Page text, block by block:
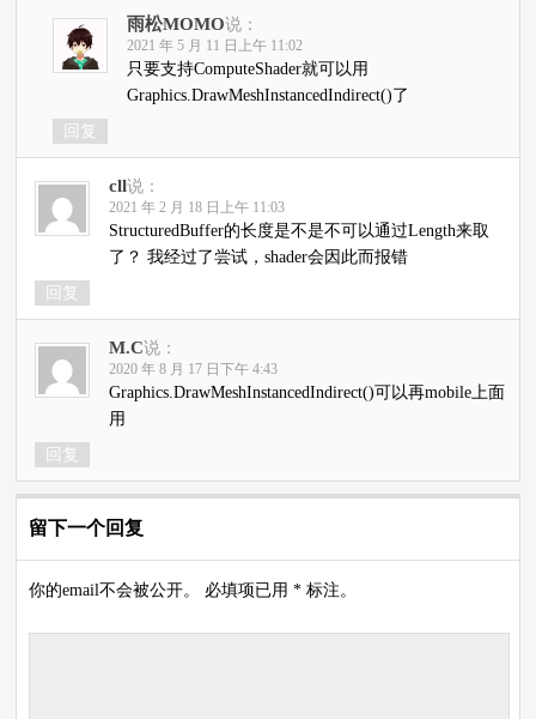
雨松MOMO说：
2021 年 5 月 11 日上午 11:02
只要支持ComputeShader就可以用
Graphics.DrawMeshInstancedIndirect()了
回复
cll说：
2021 年 2 月 18 日上午 11:03
StructuredBuffer的长度是不是不可以通过Length来取
了？ 我经过了尝试，shader会因此而报错
回复
M.C说：
2020 年 8 月 17 日下午 4:43
Graphics.DrawMeshInstancedIndirect()可以再mobile上面
用
回复
留下一个回复
你的email不会被公开。 必填项已用 * 标注。